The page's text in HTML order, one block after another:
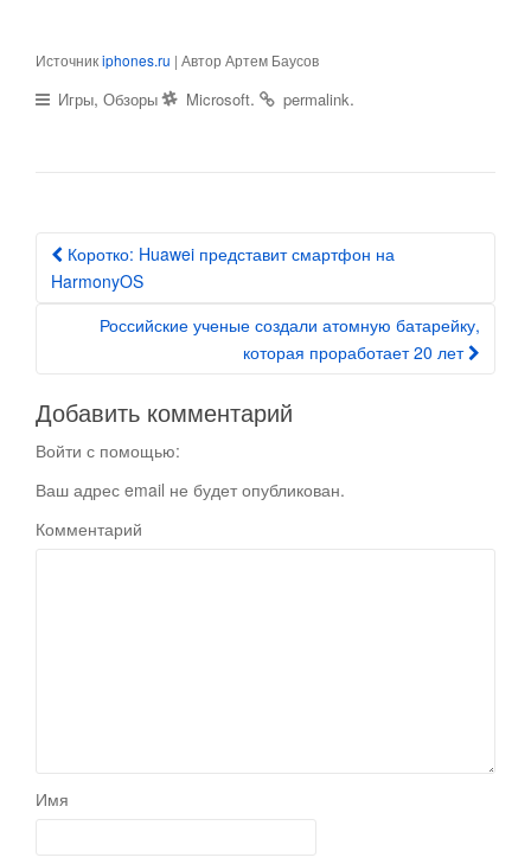
Источникiphones.ru | Автор Артем Баусов
Игры, Обзоры Microsoft. permalink.
Post navigation
Коротко: Huawei представит смартфон на
HarmonyOS
Российские ученые создали атомную батарейку,
которая проработает 20 лет
Добавить комментарий
Войти с помощью:
Ваш адрес email не будет опубликован.
Комментарий
Имя